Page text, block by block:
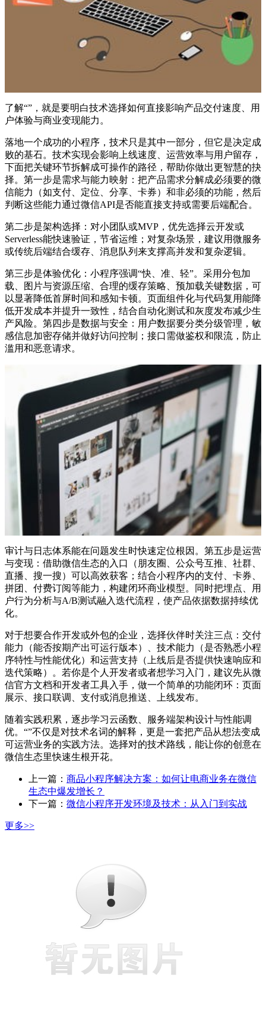
了解“”，就是要明白技术选择如何直接影响产品交付速度、用
户体验与商业变现能力。
落地一个成功的小程序，技术只是其中一部分，但它是决定成
败的基石。技术实现会影响上线速度、运营效率与用户留存，
下面把关键环节拆解成可操作的路径，帮助你做出更智慧的抉
择。第一步是需求与能力映射：把产品需求分解成必须要的微
信能力（如支付、定位、分享、卡券）和非必须的功能，然后
判断这些能力通过微信API是否能直接支持或需要后端配合。
第二步是架构选择：对小团队或MVP，优先选择云开发或
Serverless能快速验证，节省运维；对复杂场景，建议用微服务
或传统后端结合缓存、消息队列来支撑高并发和复杂逻辑。
第三步是体验优化：小程序强调“快、准、轻”。采用分包加
载、图片与资源压缩、合理的缓存策略、预加载关键数据，可
以显著降低首屏时间和感知卡顿。页面组件化与代码复用能降
低开发成本并提升一致性，结合自动化测试和灰度发布减少生
产风险。第四步是数据与安全：用户数据要分类分级管理，敏
感信息加密存储并做好访问控制；接口需做鉴权和限流，防止
滥用和恶意请求。
审计与日志体系能在问题发生时快速定位根因。第五步是运营
与变现：借助微信生态的入口（朋友圈、公众号互推、社群、
直播、搜一搜）可以高效获客；结合小程序内的支付、卡券、
拼团、付费订阅等能力，构建闭环商业模型。同时把埋点、用
户行为分析与A/B测试融入迭代流程，使产品依据数据持续优
化。
对于想要合作开发或外包的企业，选择伙伴时关注三点：交付
能力（能否按期产出可运行版本）、技术能力（是否熟悉小程
序特性与性能优化）和运营支持（上线后是否提供快速响应和
迭代策略）。若你是个人开发者或者想学习入门，建议先从微
信官方文档和开发者工具入手，做一个简单的功能闭环：页面
展示、接口联调、支付或消息推送、上线发布。
随着实践积累，逐步学习云函数、服务端架构设计与性能调
优。“”不仅是对技术名词的解释，更是一套把产品从想法变成
可运营业务的实践方法。选择对的技术路线，能让你的创意在
微信生态里快速生根开花。
上一篇： 商品小程序解决方案：如何让电商业务在微信
生态中爆发增长？
下一篇： 微信小程序开发环境及技术：从入门到实战
更多>>